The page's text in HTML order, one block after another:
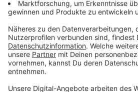
die Kinder und Jugendlichen bereit.
Anzeige